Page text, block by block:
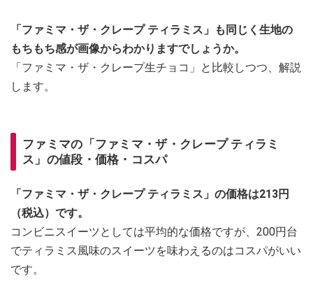
「ファミマ・ザ・クレープ ティラミス」も同じく生地の
もちもち感が画像からわかりますでしょうか。
「ファミマ・ザ・クレープ生チョコ」と比較しつつ、解説
します。
ファミマの「ファミマ・ザ・クレープ ティラミ
ス」の値段・価格・コスパ
「ファミマ・ザ・クレープ ティラミス」の価格は213円
（税込）です。
コンビニスイーツとしては平均的な価格ですが、200円台
でティラミス風味のスイーツを味わえるのはコスパがいい
です。